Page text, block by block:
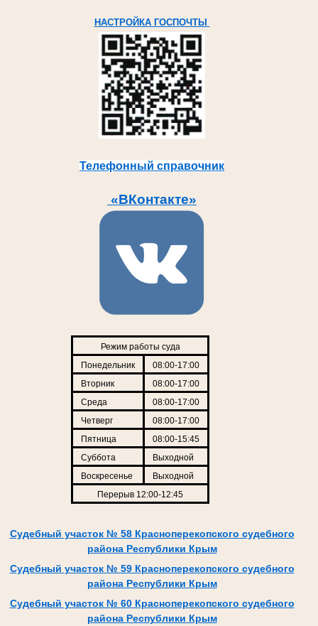
НАСТРОЙКА ГОСПОЧТЫ
Телефонный справочник
«ВКонтакте»
Режим работы суда
Понедельник
08:00-17:00
Вторник
08:00-17:00
Среда
08:00-17:00
Четверг
08:00-17:00
Пятница
08:00-15:45
Суббота
Выходной
Воскресенье
Выходной
Перерыв 12:00-12:45
Судебный участок № 58 Красноперекопского судебного
района Республики Крым
Судебный участок № 59 Красноперекопского судебного
района Республики Крым
Судебный участок № 60 Красноперекопского судебного
района Республики Крым